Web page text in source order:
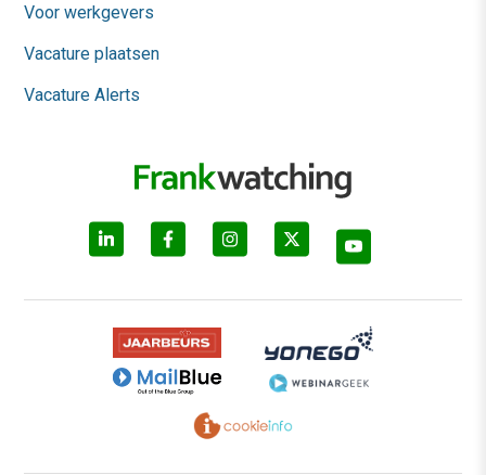
Voor werkgevers
Vacature plaatsen
Vacature Alerts